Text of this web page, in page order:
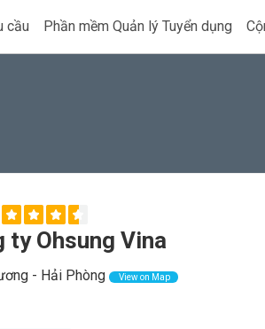
cầu Phần mềm Quản lý Tuyển dụng
ty Ohsung Vina
- Hải Phòng View on Map